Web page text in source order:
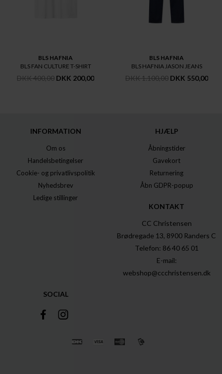
BLS HAFNIA
BLS FAN CULTURE T-SHIRT
DKK 400,00 DKK 200,00
BLS HAFNIA
BLS HAFNIA JASON JEANS
DKK 1.100,00 DKK 550,00
INFORMATION
Om os
Handelsbetingelser
Cookie- og privatlivspolitik
Nyhedsbrev
Ledige stillinger
HJÆLP
Åbningstider
Gavekort
Returnering
Åbn GDPR-popup
KONTAKT
CC Christensen
Brødregade 13, 8900 Randers C
Telefon: 86 40 65 01
E-mail:
webshop@ccchristensen.dk
SOCIAL